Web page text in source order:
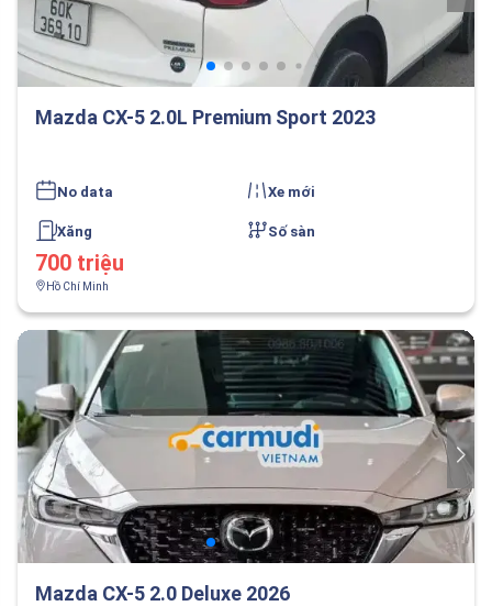
Mazda CX-5 2.0L Premium Sport 2023
No data Xe mới
Xăng Số sàn
700 triệu
Hồ Chí Minh
Mazda CX-5 2.0 Deluxe 2026